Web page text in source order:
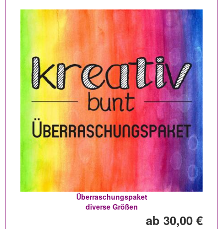
Überraschungspaket
diverse Größen
ab 30,00 €